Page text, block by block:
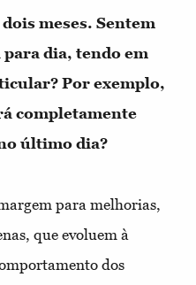
meses. Sentem
dia, tendo em
Por exemplo,
completamente
último dia?
para melhorias,
que evoluem à
dos